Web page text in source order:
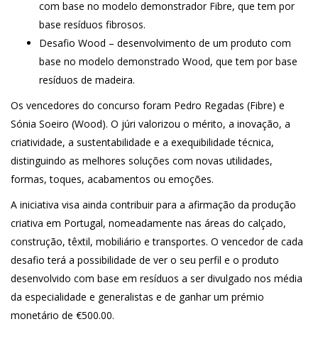
com base no modelo demonstrador Fibre, que tem por
base resíduos fibrosos.
Desafio Wood – desenvolvimento de um produto com
base no modelo demonstrado Wood, que tem por base
resíduos de madeira.
Os vencedores do concurso foram Pedro Regadas (Fibre) e
Sónia Soeiro (Wood). O júri valorizou o mérito, a inovação, a
criatividade, a sustentabilidade e a exequibilidade técnica,
distinguindo as melhores soluções com novas utilidades,
formas, toques, acabamentos ou emoções.
A iniciativa visa ainda contribuir para a afirmação da produção
criativa em Portugal, nomeadamente nas áreas do calçado,
construção, têxtil, mobiliário e transportes. O vencedor de cada
desafio terá a possibilidade de ver o seu perfil e o produto
desenvolvido com base em resíduos a ser divulgado nos média
da especialidade e generalistas e de ganhar um prémio
monetário de €500.00.